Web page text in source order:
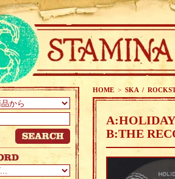
HOME > SKA /
B:THE